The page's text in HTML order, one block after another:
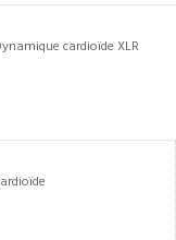
cardioïde XLR